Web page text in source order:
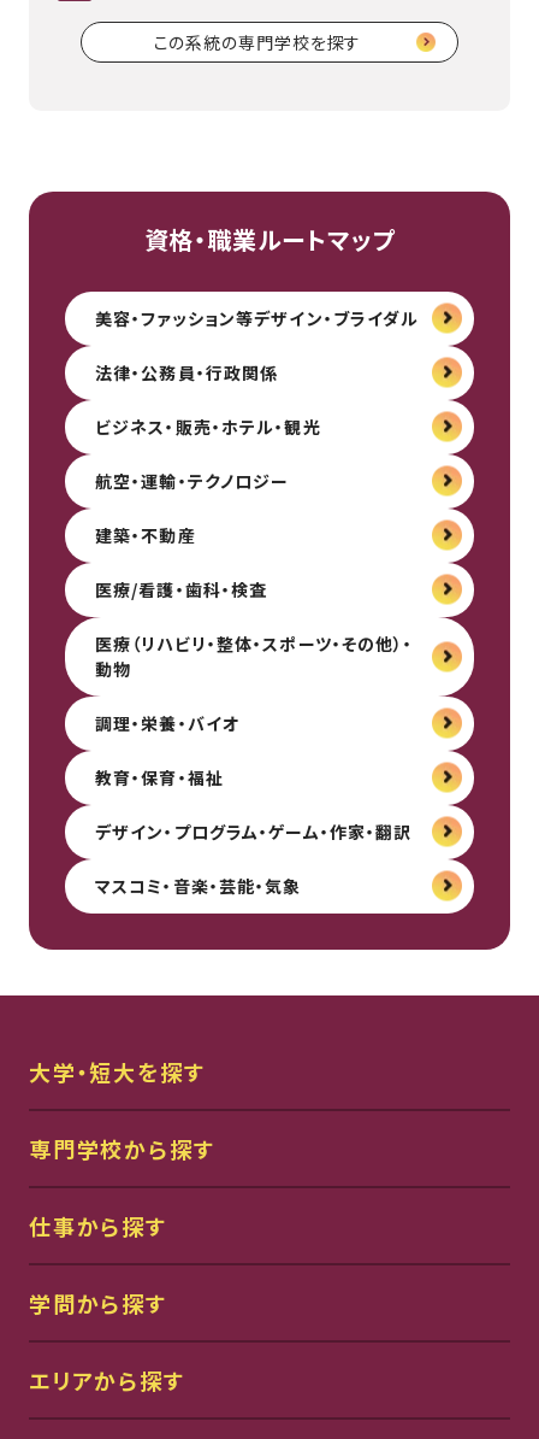
この系統の専門学校を探す
資格・職業ルートマップ
美容・ファッション等デザイン・ブライダル
法律・公務員・行政関係
ビジネス・販売・ホテル・観光
航空・運輸・テクノロジー
建築・不動産
医療/看護・歯科・検査
医療（リハビリ・整体・スポーツ・その他）・
動物
調理・栄養・バイオ
教育・保育・福祉
デザイン・プログラム・ゲーム・作家・翻訳
マスコミ・音楽・芸能・気象
大学・短大を探す
専門学校から探す
仕事から探す
学問から探す
エリアから探す